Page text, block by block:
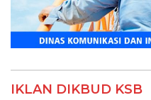
IKLAN DIKBUD KSB